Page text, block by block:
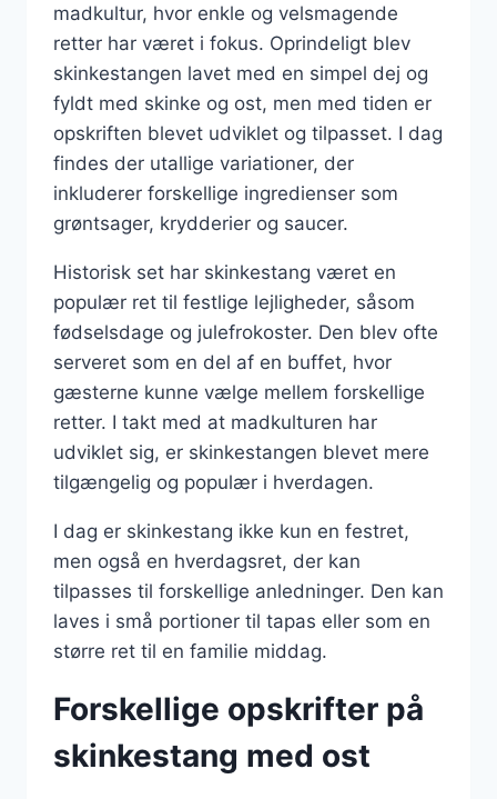
madkultur, hvor enkle og velsmagende
retter har været i fokus. Oprindeligt blev
skinkestangen lavet med en simpel dej og
fyldt med skinke og ost, men med tiden er
opskriften blevet udviklet og tilpasset. I dag
findes der utallige variationer, der
inkluderer forskellige ingredienser som
grøntsager, krydderier og saucer.
Historisk set har skinkestang været en
populær ret til festlige lejligheder, såsom
fødselsdage og julefrokoster. Den blev ofte
serveret som en del af en buffet, hvor
gæsterne kunne vælge mellem forskellige
retter. I takt med at madkulturen har
udviklet sig, er skinkestangen blevet mere
tilgængelig og populær i hverdagen.
I dag er skinkestang ikke kun en festret,
men også en hverdagsret, der kan
tilpasses til forskellige anledninger. Den kan
laves i små portioner til tapas eller som en
større ret til en familie middag.
Forskellige opskrifter på
skinkestang med ost